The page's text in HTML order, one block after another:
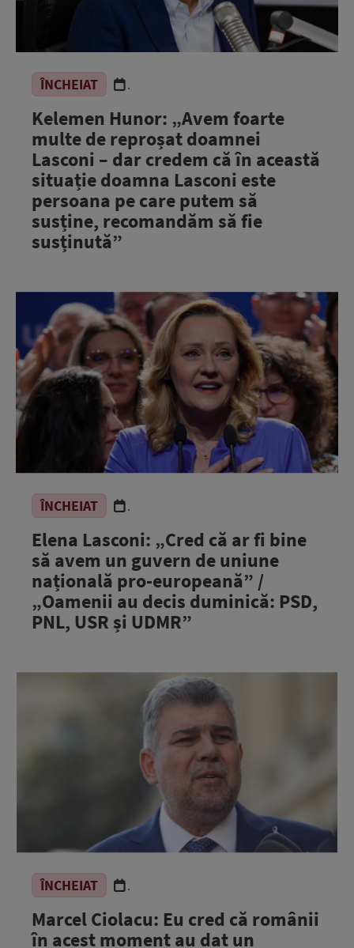
ÎNCHEIAT .
Kelemen Hunor: „Avem foarte
multe de reproșat doamnei
Lasconi – dar credem că în această
situație doamna Lasconi este
persoana pe care putem să
susține, recomandăm să fie
susținută”
ÎNCHEIAT .
Elena Lasconi: „Cred că ar fi bine
să avem un guvern de uniune
națională pro-europeană” /
„Oamenii au decis duminică: PSD,
PNL, USR și UDMR”
ÎNCHEIAT .
Marcel Ciolacu: Eu cred că românii
în acest moment au dat un